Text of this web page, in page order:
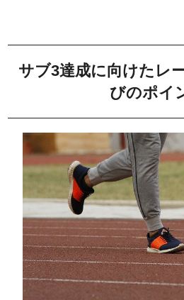
サブ3達成に向けたレ
びのポイ